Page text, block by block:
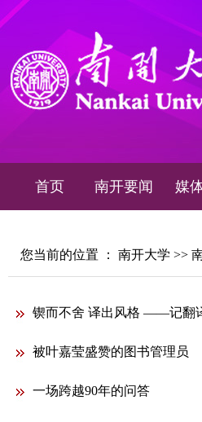
首页 南开要闻 媒
您当前的位置 ： 南开大学 >>
锲而不舍 译出风格 ——记翻
被叶嘉莹盛赞的图书管理员
一场跨越90年的问答